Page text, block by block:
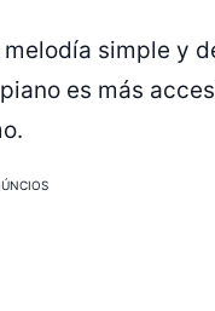
simple y
es más